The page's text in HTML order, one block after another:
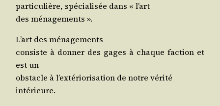
par­ti­cu­lière, spé­cia­li­sée dans « l’art
des ménagements ».
L’art des ménagements
consiste à don­ner des gages à chaque fac­tion et
est un
obs­tacle à l’ex­té­rio­ri­sa­tion de notre vérité
intérieure.